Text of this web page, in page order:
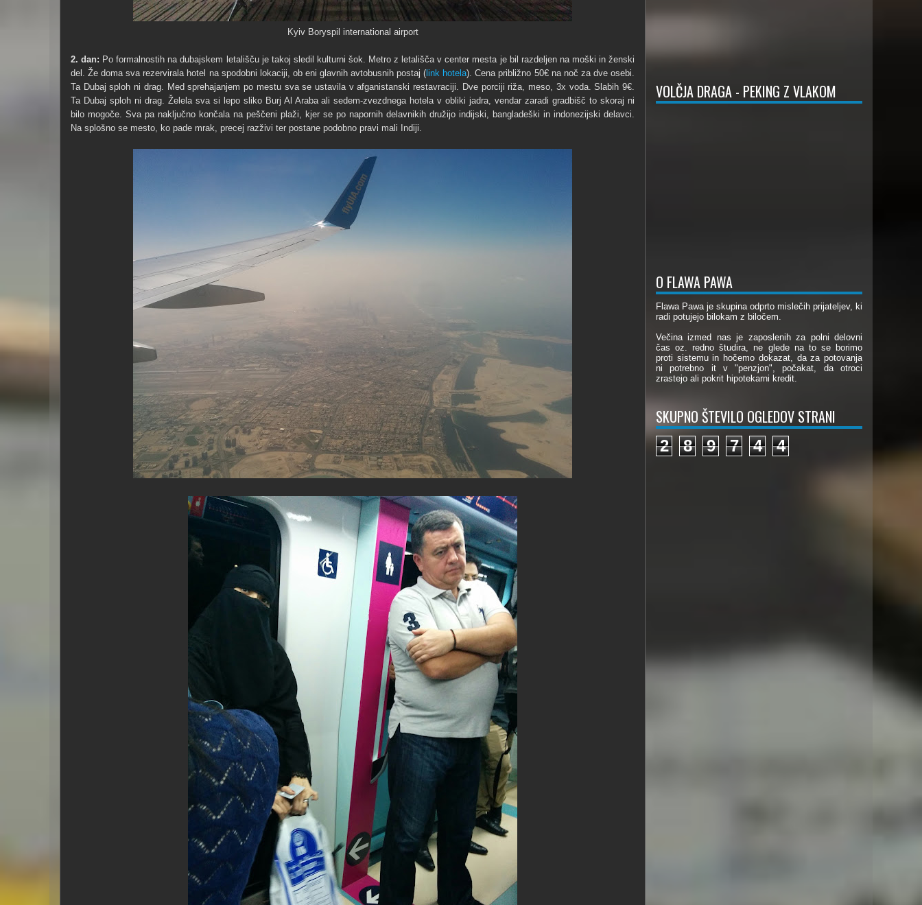
Kyiv Boryspil international airport
2. dan: Po formalnostih na dubajskem letališču je takoj sledil kulturni šok. Metro z letališča v center mesta je bil razdeljen na moški in ženski
del. Že doma sva rezervirala hotel na spodobni lokaciji, ob eni glavnih avtobusnih postaj ( link hotela). Cena približno 50€ na noč za dve osebi.
Ta Dubaj sploh ni drag. Med sprehajanjem po mestu sva se ustavila v afganistanski restavraciji. Dve porciji riža, meso, 3x voda. Slabih 9€.
Ta Dubaj sploh ni drag. Želela sva si lepo sliko Burj Al Araba ali sedem-zvezdnega hotela v obliki jadra, vendar zaradi gradbišč to skoraj ni
bilo mogoče. Sva pa naključno končala na peščeni plaži, kjer se po napornih delavnikih družijo indijski, bangladeški in indonezijski delavci.
Na splošno se mesto, ko pade mrak, precej razživi ter postane podobno pravi mali Indiji.
VOLČJA DRAGA - PEKING Z VLAKOM
O FLAWA PAWA
Flawa Pawa je skupina odprto mislečih prijateljev, ki
radi potujejo bilokam z biločem.
Večina izmed nas je zaposlenih za polni delovni
čas oz. redno študira, ne glede na to se borimo
proti sistemu in hočemo dokazat, da za potovanja
ni potrebno it v "penzjon", počakat, da otroci
zrastejo ali pokrit hipotekarni kredit.
SKUPNO ŠTEVILO OGLEDOV STRANI
2 8 9 7 4 4